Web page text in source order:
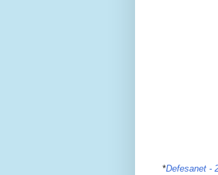
*Defesanet -